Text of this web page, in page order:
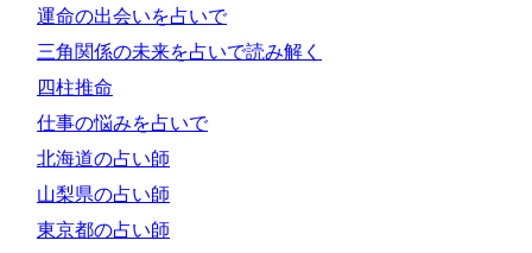
運命の出会いを占いで
三角関係の未来を占いで読み解く
四柱推命
仕事の悩みを占いで
北海道の占い師
山梨県の占い師
東京都の占い師